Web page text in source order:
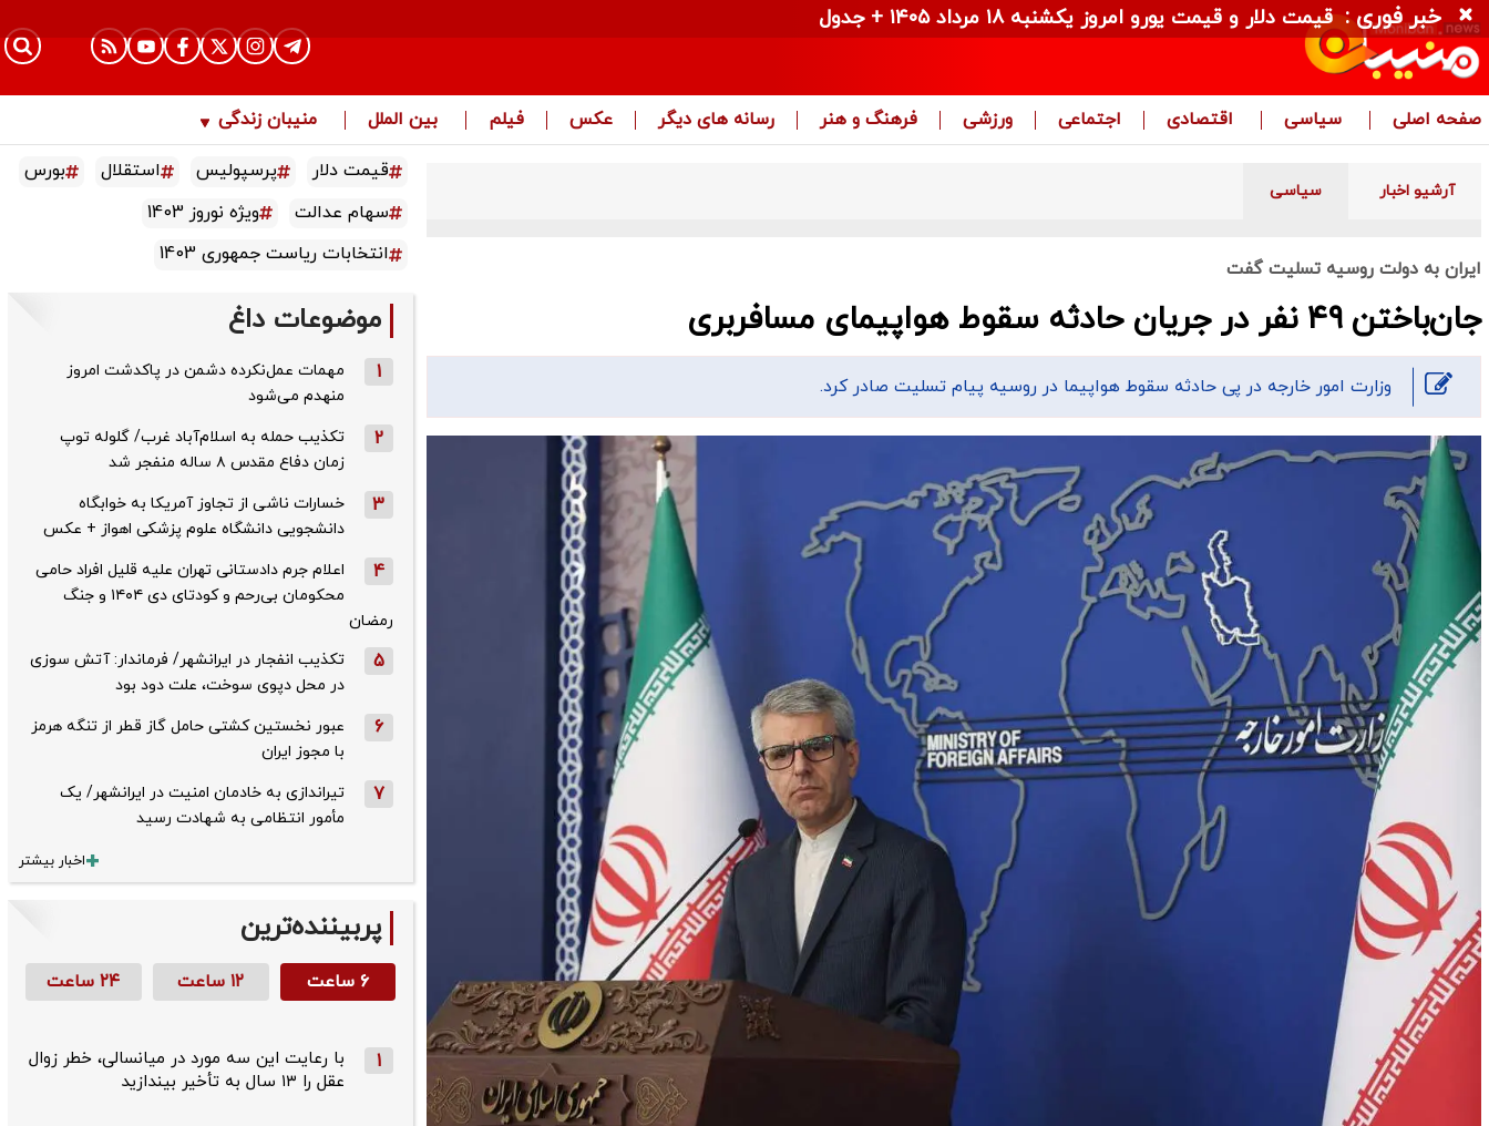
صفحه اصلی سیاسی اقتصادی اجتماعی ورزشی فرهنگ و هنر رسانه های دیگر عکس فیلم بین الملل منیبان زندگی
آرشیو اخبار سیاسی
ایران به دولت روسیه تسلیت گفت
جان‌باختن ۴۹ نفر در جریان حادثه سقوط هواپیمای مسافربری
وزارت امور خارجه در پی حادثه سقوط هواپیما در روسیه پیام تسلیت صادر کرد.
قیمت دلار پرسپولیس استقلال
بورس
سهام عدالت
ویژه نوروز 1403
انتخابات ریاست جمهوری 1403
موضوعات داغ
1
مهمات عمل‌نکرده دشمن در پاکدشت امروز
منهدم می‌شود
2
تکذیب حمله به اسلام‌آباد غرب/ گلوله توپ
زمان دفاع مقدس ۸ ساله منفجر شد
3
خسارات ناشی از تجاوز آمریکا به خوابگاه
دانشجویی دانشگاه علوم پزشکی اهواز + عکس
4
اعلام جرم دادستانی تهران علیه قلیل افراد حامی
محکومان بی‌رحم و کودتای دی‌ ۱۴۰۴ و جنگ
رمضان
5
تکذیب ‌انفجار در ایرانشهر/ فرماندار: آتش سوزی
در محل دپوی سوخت، علت دود بود
6
عبور نخستین کشتی حامل گاز قطر از تنگه هرمز
با مجوز ایران
7
تیراندازی به خادمان امنیت در ایرانشهر/ یک
مأمور انتظامی به شهادت رسید
اخبار بیشتر
پربیننده‌ترین
۶ ساعت ۱۲ ساعت ۲۴ ساعت
1
با رعایت این سه مورد در میانسالی، خطر زوال
عقل را ۱۳ سال به تأخیر بیندازید
خبر فوری : قیمت دلار و قیمت یورو امروز یکشنبه ۱۸ مرداد ۱۴۰۵ + جدول